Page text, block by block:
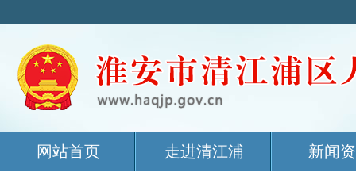
网站首页 走进清江浦 新闻